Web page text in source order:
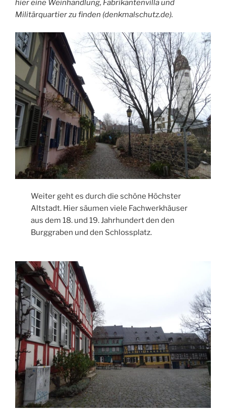
hier eine Weinhandlung, Fabrikantenvilla und
Militärquartier zu finden (denkmalschutz.de).
Weiter geht es durch die schöne Höchster
Altstadt. Hier säumen viele Fachwerkhäuser
aus dem 18. und 19. Jahrhundert den den
Burggraben und den Schlossplatz.